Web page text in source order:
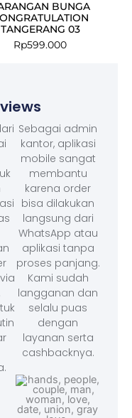
BUNGA
TANGERANG 03
Rp599.000
Sebagai admin
kantor, aplikasi
mobile sangat
membantu
karena order
bisa dilakukan
langsung dari
WhatsApp atau
aplikasi tanpa
proses panjang.
Kami sudah
langganan dan
selalu puas
dengan
layanan serta
cashbacknya.